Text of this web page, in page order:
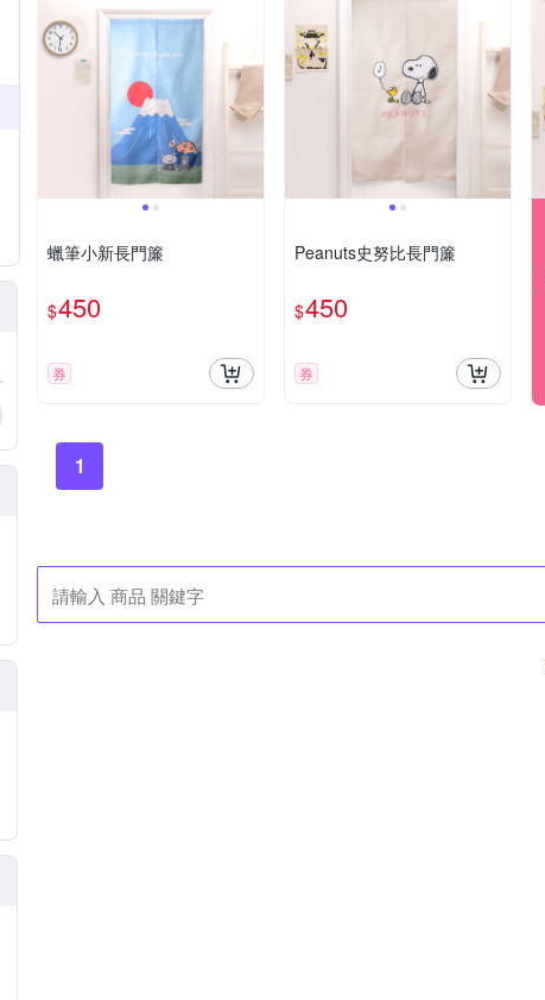
蠟筆小新長門簾
$450
券
Peanuts史努比長門簾
$450
券
1